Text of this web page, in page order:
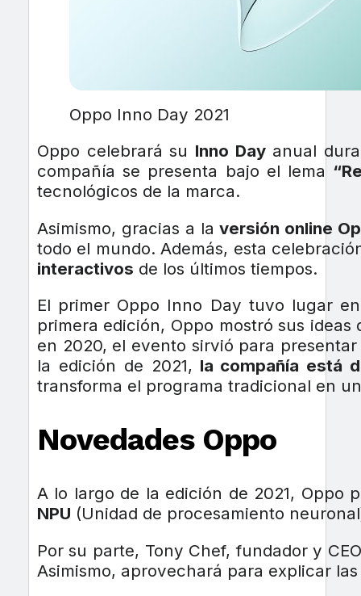
Oppo Inno Day 2021
Oppo celebrará su Inno Dayanual
compañía se presenta bajo el lema
tecnológicos de la marca.
Asimismo, gracias a la versión online
todo el mundo. Además, esta
interactivos de los últimos tiempos.
El primer Oppo Inno Day tuvo lugar
primera edición, Oppo mostró sus
en 2020, el evento sirvió para
la edición de 2021, la compañía está
transforma el programa tradicional en
Novedades Oppo
A lo largo de la edición de 2021, Oppo
NPU (Unidad de procesamiento
Por su parte, Tony Chef, fundador y
Asimismo, aprovechará para explicar